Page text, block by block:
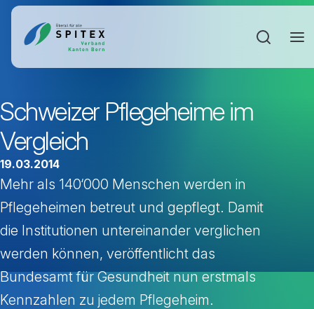
Schweizer Pflegeheime im
Vergleich
19.03.2014
Mehr als 140‘000 Menschen werden in
Pflegeheimen betreut und gepflegt. Damit
die Institutionen untereinander verglichen
werden können, veröffentlicht das
Bundesamt für Gesundheit nun erstmals
Kennzahlen zu jedem Pflegeheim.